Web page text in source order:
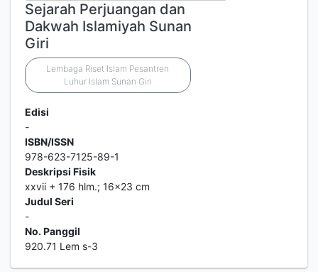
Sejarah Perjuangan dan
Dakwah Islamiyah Sunan
Giri
Lembaga Riset Islam Pesantren
Luhur Islam Sunan Giri
Edisi
-
ISBN/ISSN
978-623-7125-89-1
Deskripsi Fisik
xxvii + 176 hlm.; 16x23 cm
Judul Seri
-
No. Panggil
920.71 Lem s-3